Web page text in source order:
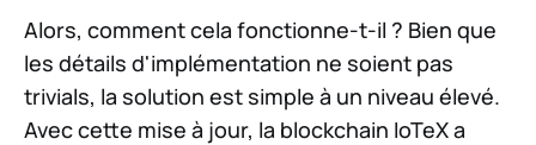
Alors, comment cela fonctionne-t-il ? Bien que
les détails d'implémentation ne soient pas
trivials, la solution est simple à un niveau élevé.
Avec cette mise à jour, la blockchain IoTeX a